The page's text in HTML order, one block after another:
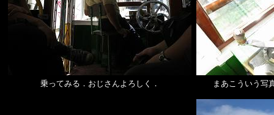
乗ってみる．おじさんよろしく． まあこういう写